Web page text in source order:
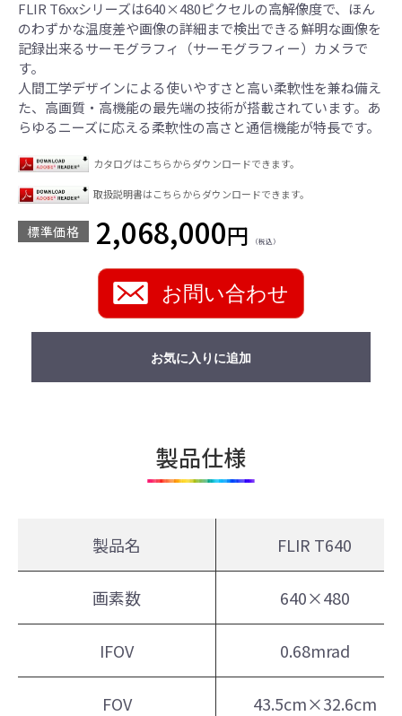
FLIR T6xxシリーズは640×480ピクセルの高解像度で、ほん
のわずかな温度差や画像の詳細まで検出できる鮮明な画像を
記録出来るサーモグラフィ（サーモグラフィー）カメラで
す。
人間工学デザインによる使いやすさと高い柔軟性を兼ね備え
た、高画質・高機能の最先端の技術が搭載されています。あ
らゆるニーズに応える柔軟性の高さと通信機能が特長です。
カタログはこちらからダウンロードできます。
取扱説明書はこちらからダウンロードできます。
標準価格 2,068,000円 （税込）
お問い合わせ
お気に入りに追加
製品仕様
製品名 FLIR T640
画素数 640×480
IFOV 0.68mrad
FOV 43.5cm×32.6cm